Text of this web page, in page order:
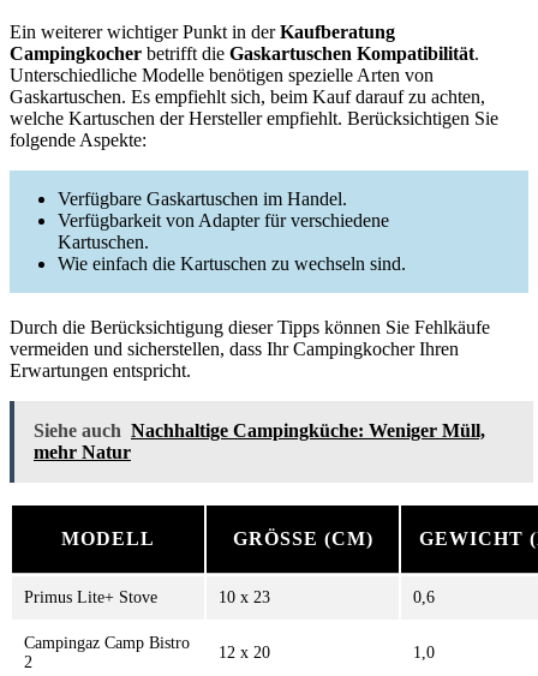
Ein weiterer wichtiger Punkt in derKaufberatung
Campingkocher betrifft die Gaskartuschen Kompatibilität.
Unterschiedliche Modelle benötigen spezielle Arten von
Gaskartuschen. Es empfiehlt sich, beim Kauf darauf zu achten,
welche Kartuschen der Hersteller empfiehlt. Berücksichtigen Sie
folgende Aspekte:
Verfügbare Gaskartuschen im Handel.
Verfügbarkeit von Adapter für verschiedene
Kartuschen.
Wie einfach die Kartuschen zu wechseln sind.
Durch die Berücksichtigung dieser Tipps können Sie Fehlkäufe
vermeiden und sicherstellen, dass Ihr Campingkocher Ihren
Erwartungen entspricht.
Siehe auch Nachhaltige Campingküche: Weniger Müll,
mehr Natur
MODELL GRÖSSE (CM) GEWICHT
Primus Lite+ Stove 10 x 23 0,6
Campingaz Camp Bistro
2
12 x 20 1,0